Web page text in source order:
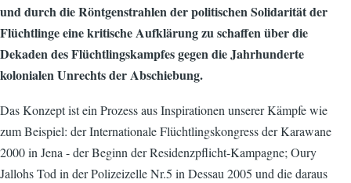
und durch die Röntgenstrahlen der politischen Solidarität der
Flüchtlinge eine kritische Aufklärung zu schaffen über die
Dekaden des Flüchtlingskampfes gegen die Jahrhunderte
kolonialen Unrechts der Abschiebung.
Das Konzept ist ein Prozess aus Inspirationen unserer Kämpfe wie
zum Beispiel: der Internationale Flüchtlingskongress der Karawane
2000 in Jena - der Beginn der Residenzpflicht-Kampagne; Oury
Jallohs Tod in der Polizeizelle Nr.5 in Dessau 2005 und die daraus